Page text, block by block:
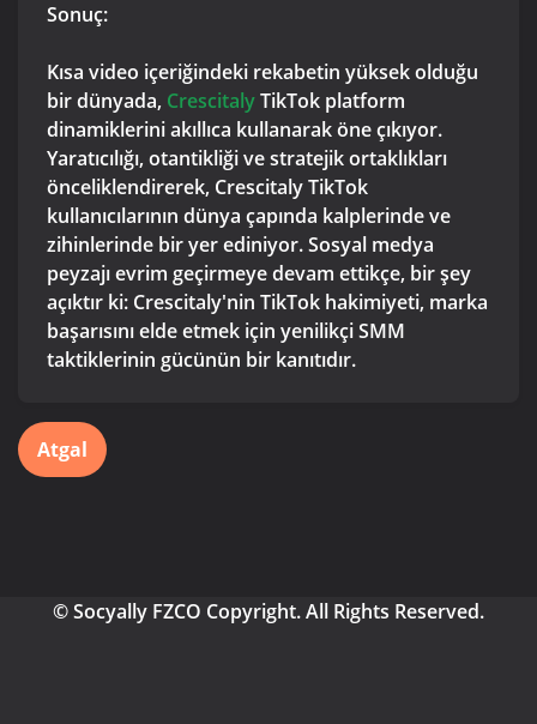
Sonuç:
Kısa video içeriğindeki rekabetin yüksek olduğu
bir dünyada, CrescitalyTikTok platform
dinamiklerini akıllıca kullanarak öne çıkıyor.
Yaratıcılığı, otantikliği ve stratejik ortaklıkları
önceliklendirerek, Crescitaly TikTok
kullanıcılarının dünya çapında kalplerinde ve
zihinlerinde bir yer ediniyor. Sosyal medya
peyzajı evrim geçirmeye devam ettikçe, bir şey
açıktır ki: Crescitaly'nin TikTok hakimiyeti, marka
başarısını elde etmek için yenilikçi SMM
taktiklerinin gücünün bir kanıtıdır.
Atgal
© Socyally FZCO Copyright. All Rights Reserved.